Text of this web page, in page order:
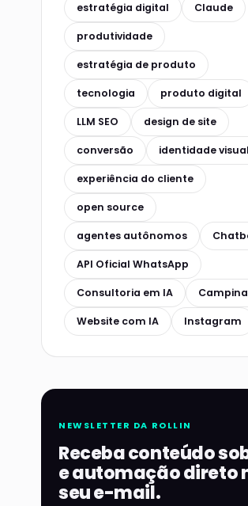
estratégia digital Claude
produtividade
estratégia de produto
tecnologia produto digital
LLM SEO design de site
conversão identidade visual
experiência do cliente
open source
agentes autônomos
API Oficial WhatsApp
Consultoria em IA
Website com IA Instagram
NEWSLETTER DA ROLLIN
Receba conteúdo
e automação direto
seu e-mail.